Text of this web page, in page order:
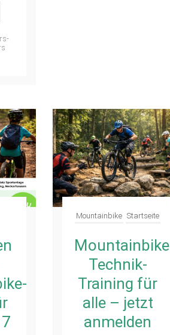
Mountainbike Startseite
Mountainbike
Technik-
Training für
alle – jetzt
anmelden